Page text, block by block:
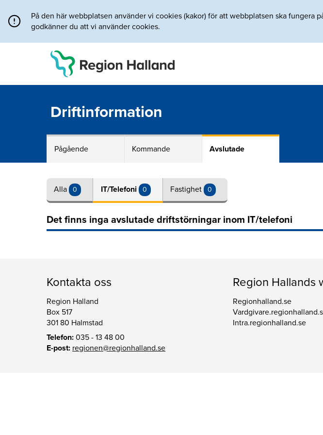
På den här webbplatsen använder vi cookies (kakor) för att webbplatsen ska fungera
godkänner du att vi använder cookies.
Driftinformation
Pågående Kommande Avslutade
Alla 0 IT/Telefoni 0 Fastighet 0
Det finns inga avslutade driftstörningar inom IT/telefoni
Kontakta oss
Region Halland
Box 517
301 80 Halmstad
Telefon: 035 - 13 48 00
E-post: regionen@regionhalland.se
Region Hallands
Regionhalland.se
Intra.regionhalland.se